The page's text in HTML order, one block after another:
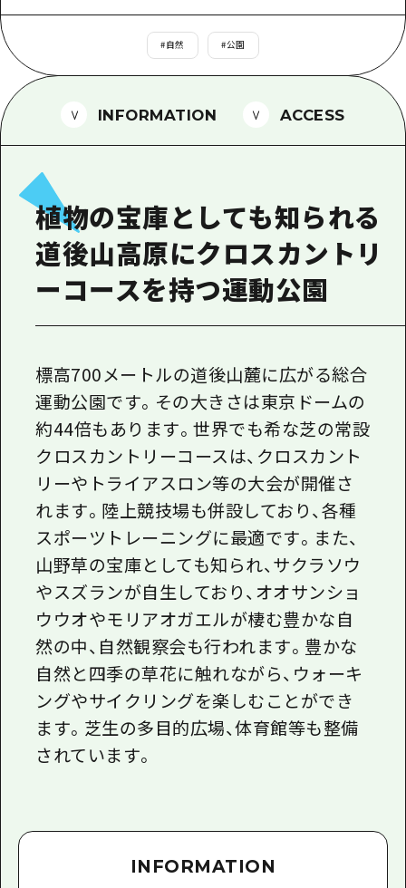
自然
日帰り
半日
2泊3日
HIROSHIMA FREE Wi-Fi
観光案内所
広島県を訪れる外国人旅行者向け情報一
ボランティアガイド
ガイドブック
広島県の魅力を動画でご紹介！
よくあるご質問
フォトダウンロード
関連リンク
#自然 #公園
INFORMATION ACCESS
植物の宝庫としても知られる
道後山高原にクロスカントリ
ーコースを持つ運動公園
標高700メートルの道後山麓に広がる総合
運動公園です。その大きさは東京ドームの
約44倍もあります。世界でも希な芝の常設
クロスカントリーコースは、クロスカント
リーやトライアスロン等の大会が開催さ
れます。陸上競技場も併設しており、各種
スポーツトレーニングに最適です。また、
山野草の宝庫としても知られ、サクラソウ
やスズランが自生しており、オオサンショ
ウウオやモリアオガエルが棲む豊かな自
然の中、自然観察会も行われます。豊かな
自然と四季の草花に触れながら、ウォーキ
ングやサイクリングを楽しむことができ
ます。芝生の多目的広場、体育館等も整備
されています。
INFORMATION